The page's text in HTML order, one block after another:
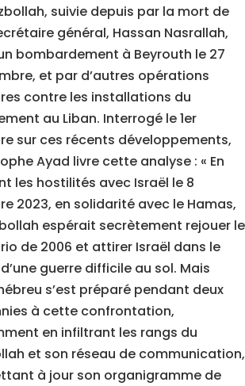
suivie depuis par la mort de
général, Hassan Nasrallah,
bombardement à Beyrouth le 27
et par d’autres opérations
contre les installations du
au Liban. Interrogé le 1er
sur ces récents développements,
Ayad livre cette analyse : « En
les hostilités avec Israël le 8
2023, en solidarité avec le Hamas,
espérait secrètement rejouer le
de 2006 et attirer Israël dans le
guerre difficile au sol. Mais
s’est préparé pendant deux
à cette confrontation,
en infiltrant les rangs du
et son réseau de communication,
à jour son organigramme de